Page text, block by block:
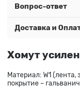
Вопрос-ответ
Доставка и
Хомут
Материал: W1 (лента,
покрытие –